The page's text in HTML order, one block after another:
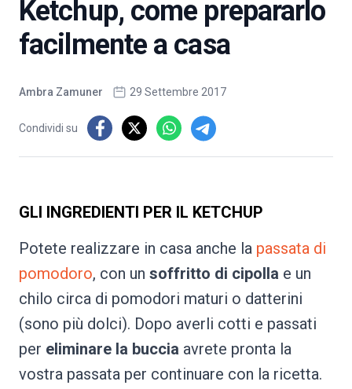
Ketchup, come prepararlo
facilmente a casa
Ambra Zamuner 29 Settembre 2017
Condividi su
GLI INGREDIENTI PER IL KETCHUP
Potete realizzare in casa anche la passata di
pomodoro, con un soffritto di cipolla e un
chilo circa di pomodori maturi o datterini
(sono più dolci). Dopo averli cotti e passati
per eliminare la buccia avrete pronta la
vostra passata per continuare con la ricetta.